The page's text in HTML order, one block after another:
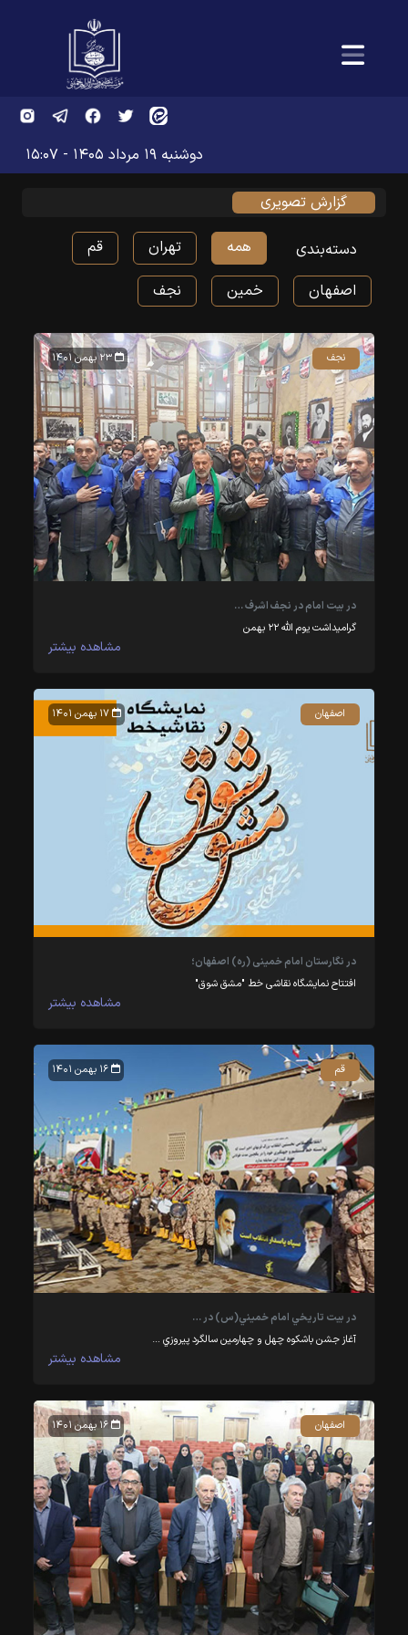
دوشنبه ۱۹ مرداد ۱۴۰۵ - ۱۵:۰۷
گزارش تصویری
دسته‌بندی همه تهران
قم
اصفهان
خمین نجف
در بیت امام در نجف اشرف …
گرامیداشت یوم الله ۲۲ بهمن
مشاهده بیشتر
۲۳ بهمن ۱۴۰۱ نجف
در نگارستان امام خمینی (ره) اصفهان؛
افتتاح نمایشگاه نقاشی خط "مشق شوق"
مشاهده بیشتر
اصفهان
در بيت تاريخي امام خميني(س) در …
آغاز جشن باشكوه چهل و چهارمين سالگرد پيروزي …
مشاهده بیشتر
قم
۱۶ بهمن ۱۴۰۱ اصفهان